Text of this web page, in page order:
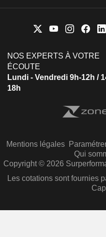
NOS EXPERTS À VOTRE
ÉCOUTE
Lundi - Vendredi 9h-12h /
18h
Mentions légales
Qui
Copyright © 2026
Les cotations sont fournies